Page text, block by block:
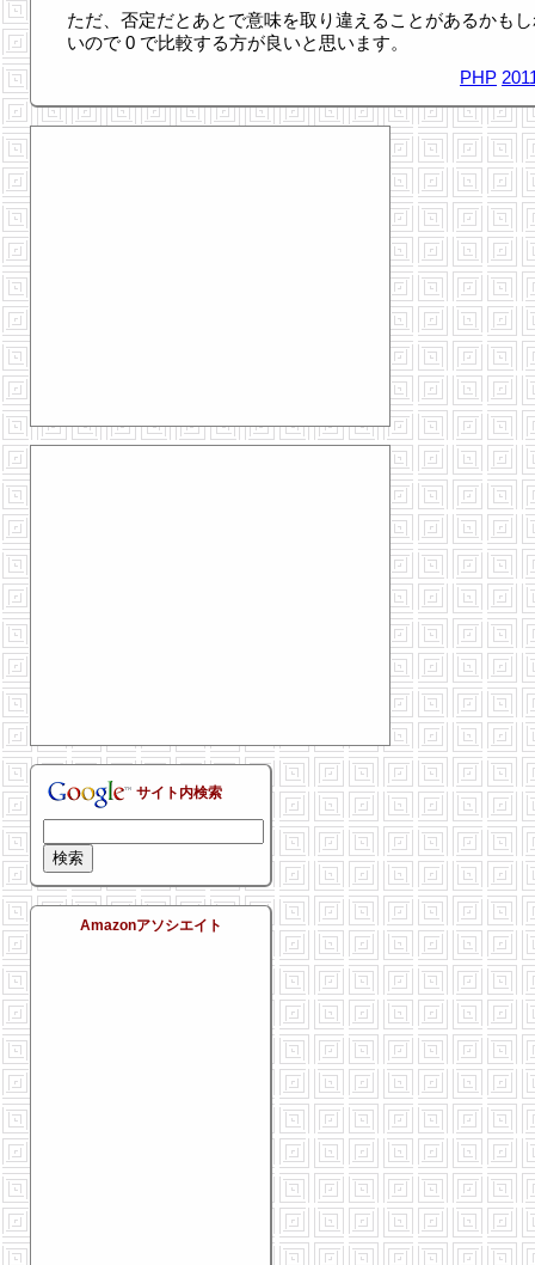
ただ、否定だとあとで意味を取り違えることがあるかも
いので 0 で比較する方が良いと思います。
PHP
サイト内検索
Amazonアソシエイト